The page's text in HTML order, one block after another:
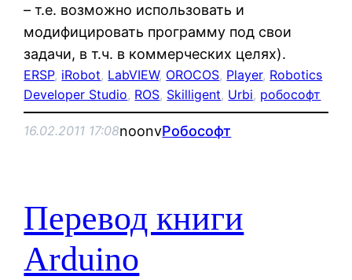
– т.е. возможно использовать и
модифицировать программу под свои
задачи, в т.ч. в коммерческих целях).
ERSP, iRobot, LabVIEW, OROCOS, Player, Robotics
Developer Studio, ROS, Skilligent, Urbi, робософт
16.02.2011 17:08noonvРобософт
Перевод книги
Arduino